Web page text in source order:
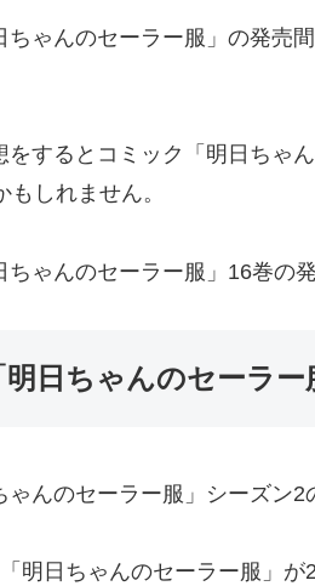
ちゃんのセーラー服」の発売
をするとコミック「明日ちゃ
しれません。
ちゃんのセーラー服」16巻の
日ちゃんのセーラー
ゃんのセーラー服」シーズン2
明日ちゃんのセーラー服」